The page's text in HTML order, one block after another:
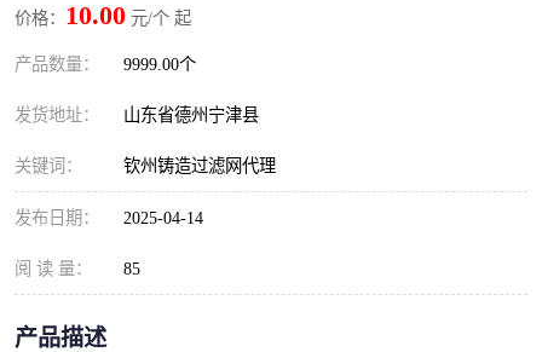
价格： 10.00 元/个 起
产品数量： 9999.00个
发货地址： 山东省德州宁津县
关键词： 钦州铸造过滤网代理
发布日期： 2025-04-14
阅 读 量： 85
产品描述